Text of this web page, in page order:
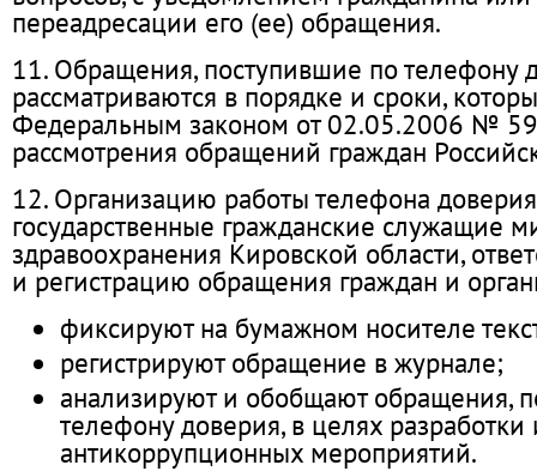
переадресации его (ее) обращения.
11. Обращения, поступившие по телефону
рассматриваются в порядке и сроки,
Федеральным законом от 02.05.2006 №
рассмотрения обращений граждан
12. Организацию работы телефона
государственные гражданские служащие
здравоохранения Кировской области,
и регистрацию обращения граждан и
фиксируют на бумажном носителе
регистрируют обращение в журнале;
анализируют и обобщают обращения,
телефону доверия, в целях
антикоррупционных мероприятий.